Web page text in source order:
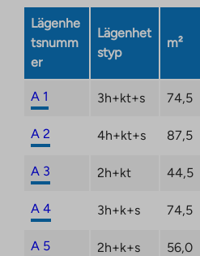
opens
a
new
Lägenhe
tsnumm
er
Lägenhet
styp
m²
A 1 3h+kt+s 74,5
A 2 4h+kt+s 87,5
A 3 2h+kt 44,5
A 4 3h+k+s 74,5
A 5 2h+k+s 56,0